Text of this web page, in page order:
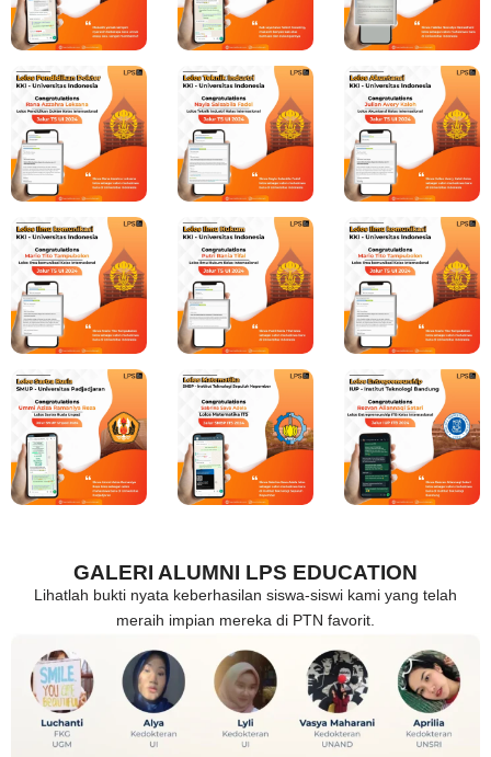
GALERI ALUMNI LPS EDUCATION
Lihatlah bukti nyata keberhasilan siswa-siswi kami yang telah
meraih impian mereka di PTN favorit.